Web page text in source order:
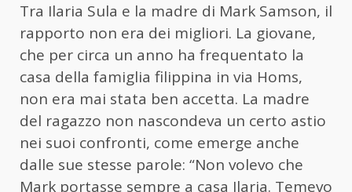
Tra Ilaria Sula e la madre di Mark Samson, il
rapporto non era dei migliori. La giovane,
che per circa un anno ha frequentato la
casa della famiglia filippina in via Homs,
non era mai stata ben accetta. La madre
del ragazzo non nascondeva un certo astio
nei suoi confronti, come emerge anche
dalle sue stesse parole: “Non volevo che
Mark portasse sempre a casa Ilaria. Temevo